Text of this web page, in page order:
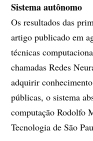
Sistema autônomo
Os resultados das
artigo publicado em
técnicas
chamadas Redes
adquirir
públicas, o sistema
computação Rodolfo
Tecnologia de São